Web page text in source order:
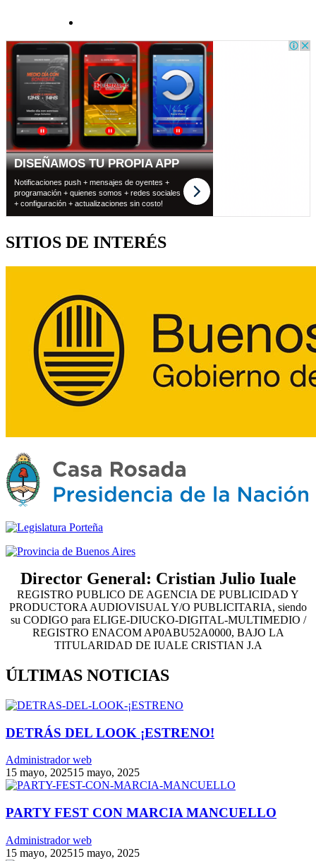
SITIOS DE INTERÉS
Director General: Cristian Julio Iuale
REGISTRO PUBLICO DE AGENCIA DE PUBLICIDAD Y
PRODUCTORA AUDIOVISUAL Y/O PUBLICITARIA, siendo
su CODIGO para ELIGE-DIUCKO-DIGITAL-MULTIMEDIO /
REGISTRO ENACOM AP0ABU52A0000, BAJO LA
TITULARIDAD DE IUALE CRISTIAN J.A
ÚLTIMAS NOTICIAS
DETRÁS DEL LOOK ¡ESTRENO!
Administrador web
15 mayo, 202515 mayo, 2025
PARTY FEST CON MARCIA MANCUELLO
Administrador web
15 mayo, 202515 mayo, 2025